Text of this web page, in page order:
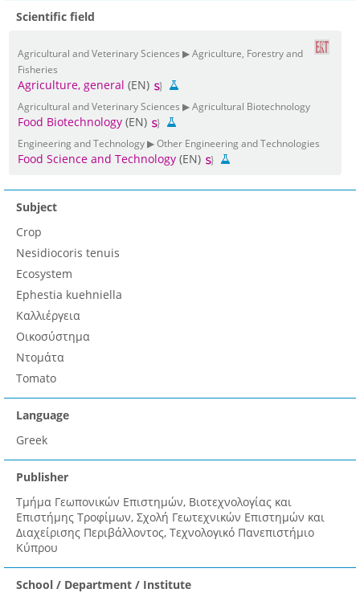
Scientific field
Agricultural and Veterinary Sciences ▶ Agriculture, Forestry and
Fisheries
Agriculture, general (EN)
Agricultural and Veterinary Sciences ▶ Agricultural Biotechnology
Food Biotechnology (EN)
Engineering and Technology ▶ Other Engineering and Technologies
Food Science and Technology (EN)
Subject
Crop
Nesidiocoris tenuis
Ecosystem
Ephestia kuehniella
Καλλιέργεια
Οικοσύστημα
Ντομάτα
Tomato
Language
Greek
Publisher
Τμήμα Γεωπονικών Επιστημών, Βιοτεχνολογίας και
Επιστήμης Τροφίμων, Σχολή Γεωτεχνικών Επιστημών και
Διαχείρισης Περιβάλλοντος, Τεχνολογικό Πανεπιστήμιο
Κύπρου
School / Department / Institute